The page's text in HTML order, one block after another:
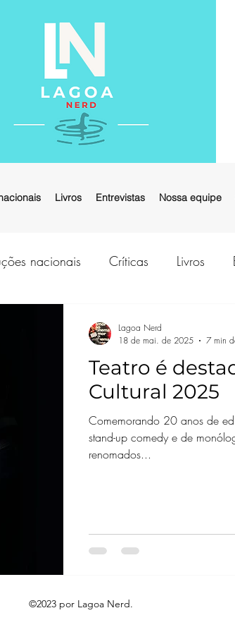
Livros Entrevistas Nossa equipe
nacionais Críticas Livros
Teatro é
Cultural 2025
Comemorando 20 anos de
stand-up comedy e de
renomados...
Lagoa Nerd
18 de mai. de 2025
7 min
©2023 por Lagoa Nerd.